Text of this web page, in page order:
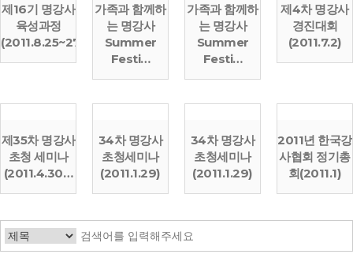
제16기 명강사
육성과정
(2011.8.25~27…
가족과 함께하
는 명강사
Summer
Festi…
가족과 함께하
는 명강사
Summer
Festi…
제4차 명강사
경진대회
(2011.7.2)
제35차 명강사
초청 세미나
(2011.4.30…
34차 명강사
초청세미나
(2011.1.29)
34차 명강사
초청세미나
(2011.1.29)
2011년 한국강
사협회 정기총
회(2011.1)